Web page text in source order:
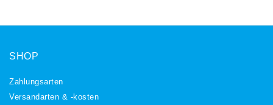
SHOP
Zahlungsarten
Versandarten & -kosten